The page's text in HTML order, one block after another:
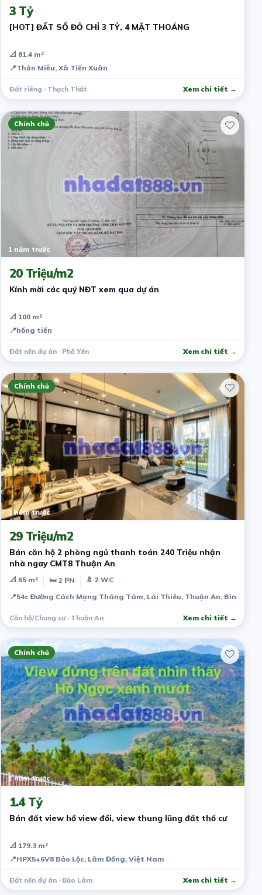
3 Tỷ
[HOT] ĐẤT SỔ ĐỎ CHỈ 3 TỶ, 4 MẶT THOÁNG
📐 81.4 m²
📍Thôn Miễu, Xã Tiến Xuân
Đất riêng · Thạch Thất Xem chi tiết →
Chính chủ
1 năm trước
20 Triệu/m2
Kính mời các quý NĐT xem qua dự án
📐 100 m²
📍hồng tiến
Đất nền dự án · Phổ Yên Xem chi tiết →
Chính chủ
2 năm trước
29 Triệu/m2
Bán căn hộ 2 phòng ngủ thanh toán 240 Triệu nhận
nhà ngay CMT8 Thuận An
📐 65 m² 🛏 2 PN
🚿 2 WC
📍54c Đường Cách Mạng Tháng Tám, Lái Thiêu, Thuận An, Bình
Căn hộ/Chung cư · Thuận An Xem chi tiết →
Chính chủ
2 năm trước
1.4 Tỷ
Bán đất view hồ view đồi, view thung lũng đất thổ cư
📐 179.3 m²
📍HPX5+6V8 Bảo Lộc, Lâm Đồng, Việt Nam
Đất nền dự án · Bảo Lâm Xem chi tiết →